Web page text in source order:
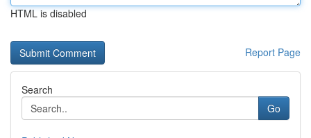
HTML is disabled
Report Page
Search
Go